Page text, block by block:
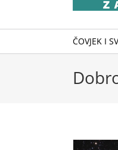
ČOVJEK I